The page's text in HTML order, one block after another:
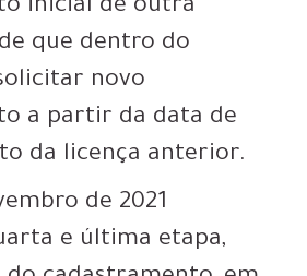
inicial de outra
que dentro do
novo
a partir da data de
da licença anterior.
de 2021
e última etapa,